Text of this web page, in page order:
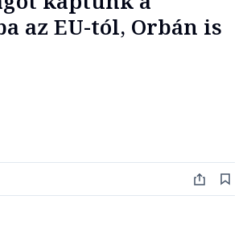
az EU-tól, Orbán is